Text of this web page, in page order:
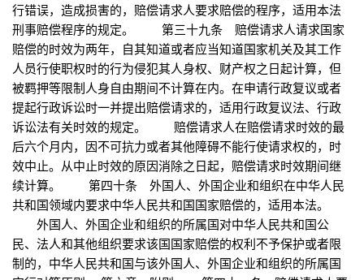
行错误，造成损害的，赔偿请求人要求赔偿的程序，适用本法
刑事赔偿程序的规定。 第三十九条 赔偿请求人请求国家
赔偿的时效为两年，自其知道或者应当知道国家机关及其工作
人员行使职权时的行为侵犯其人身权、财产权之日起计算，但
被羁押等限制人身自由期间不计算在内。在申请行政复议或者
提起行政诉讼时一并提出赔偿请求的，适用行政复议法、行政
诉讼法有关时效的规定。 赔偿请求人在赔偿请求时效的最
后六个月内，因不可抗力或者其他障碍不能行使请求权的，时
效中止。从中止时效的原因消除之日起，赔偿请求时效期间继
续计算。 第四十条 外国人、外国企业和组织在中华人民
共和国领域内要求中华人民共和国国家赔偿的，适用本法。
外国人、外国企业和组织的所属国对中华人民共和国公
民、法人和其他组织要求该国国家赔偿的权利不予保护或者限
制的，中华人民共和国与该外国人、外国企业和组织的所属国